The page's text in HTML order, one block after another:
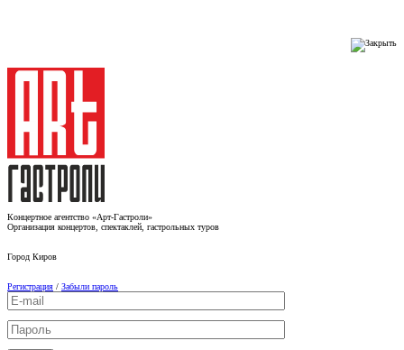
Концертное агентство «Арт-Гастроли»
Организация концертов, спектаклей, гастрольных туров
Город Киров
Регистрация / Забыли пароль